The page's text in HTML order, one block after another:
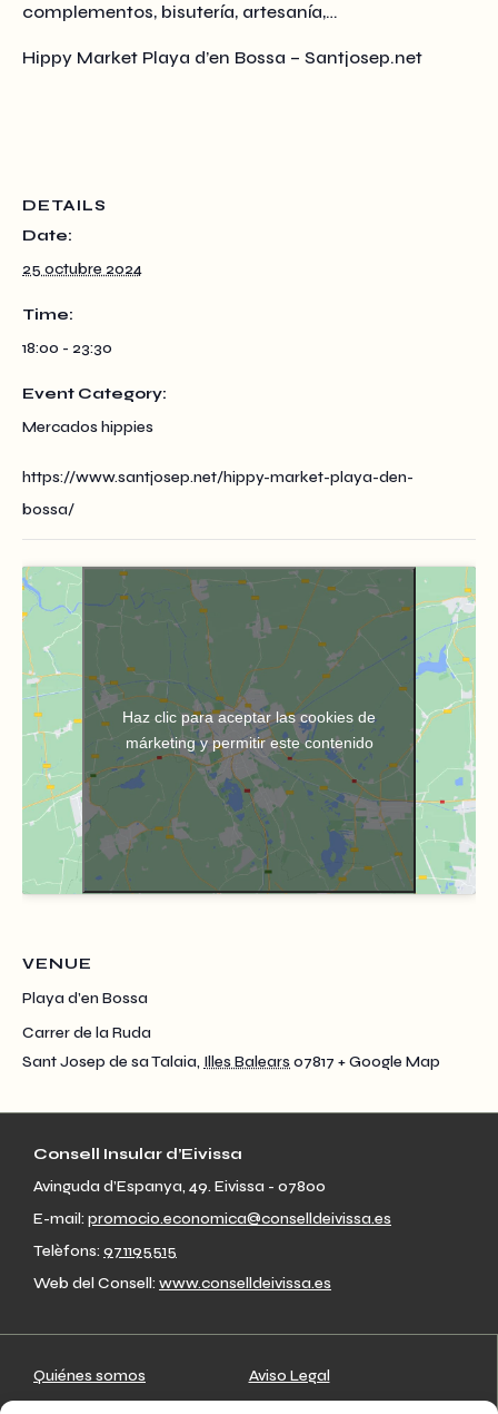
complementos, bisutería, artesanía,…
Hippy Market Playa d’en Bossa – Santjosep.net
DETAILS
Date:
25 octubre 2024
Time:
18:00 - 23:30
Event Category:
Mercados hippies
https://www.santjosep.net/hippy-market-playa-den-
bossa/
VENUE
Playa d’en Bossa
Carrer de la Ruda
Sant Josep de sa Talaia, Illes Balears07817 + Google Map
Haz clic para aceptar las cookies de
márketing y permitir este contenido
Consell Insular d’Eivissa
Avinguda d’Espanya, 49. Eivissa - 07800
E-mail: promocio.economica@conselldeivissa.es
Telèfons: 971195515
Web del Consell: www.conselldeivissa.es
Quiénes somos
Aviso Legal